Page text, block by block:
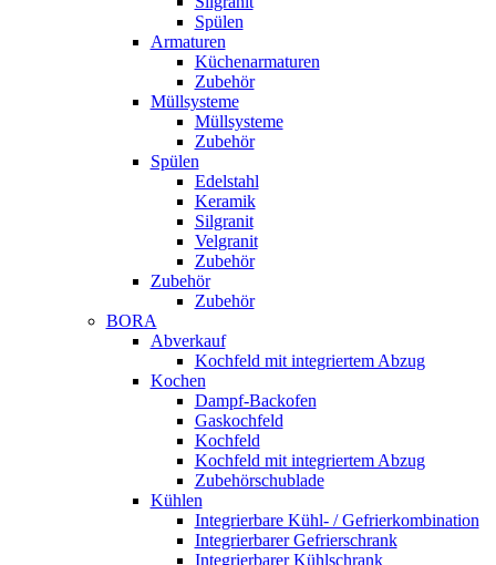
Spülen
Armaturen
Küchenarmaturen
Zubehör
Müllsysteme
Müllsysteme
Zubehör
Spülen
Edelstahl
Keramik
Silgranit
Velgranit
Zubehör
Zubehör
Zubehör
BORA
Abverkauf
Kochfeld mit integriertem Abzug
Kochen
Dampf-Backofen
Gaskochfeld
Kochfeld
Kochfeld mit integriertem Abzug
Zubehörschublade
Kühlen
Integrierbare Kühl- / Gefrierkombination
Integrierbarer Gefrierschrank
Integrierbarer Kühlschrank